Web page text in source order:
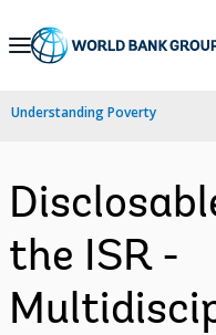
Skip
Navigation
Understanding Poverty
the ISR -